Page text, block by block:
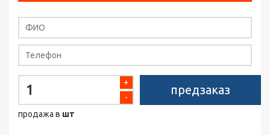
-
+
продажа в шт
предзаказ